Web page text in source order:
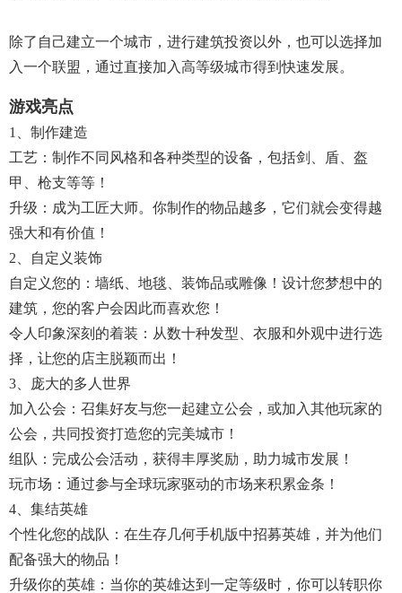
除了自己建立一个城市，进行建筑投资以外，也可以选择加
入一个联盟，通过直接加入高等级城市得到快速发展。
游戏亮点
1、制作建造
工艺：制作不同风格和各种类型的设备，包括剑、盾、盔
甲、枪支等等！
升级：成为工匠大师。你制作的物品越多，它们就会变得越
强大和有价值！
2、自定义装饰
自定义您的：墙纸、地毯、装饰品或雕像！设计您梦想中的
建筑，您的客户会因此而喜欢您！
令人印象深刻的着装：从数十种发型、衣服和外观中进行选
择，让您的店主脱颖而出！
3、庞大的多人世界
加入公会：召集好友与您一起建立公会，或加入其他玩家的
公会，共同投资打造您的完美城市！
组队：完成公会活动，获得丰厚奖励，助力城市发展！
玩市场：通过参与全球玩家驱动的市场来积累金条！
4、集结英雄
个性化您的战队：在生存几何手机版中招募英雄，并为他们
配备强大的物品！
升级你的英雄：当你的英雄达到一定等级时，你可以转职你